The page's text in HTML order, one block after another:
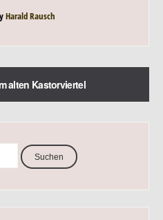
Harald Rausch
alten Kastorviertel